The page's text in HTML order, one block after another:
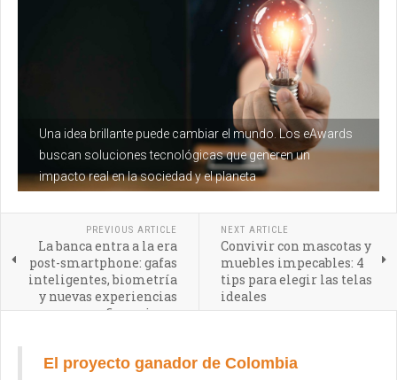
Una idea brillante puede cambiar el mundo. Los eAwards
buscan soluciones tecnológicas que generen un
impacto real en la sociedad y el planeta
PREVIOUS ARTICLE
La banca entra a la era
post-smartphone: gafas
inteligentes, biometría
y nuevas experiencias
financieras
NEXT ARTICLE
Convivir con mascotas y
muebles impecables: 4
tips para elegir las telas
ideales
El proyecto ganador de Colombia